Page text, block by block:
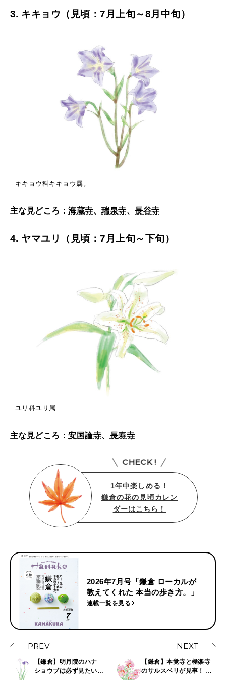
3. キキョウ（見頃：7月上旬～8月中旬）
キキョウ科キキョウ属。
主な見どころ：海蔵寺、瑞泉寺、長谷寺
4. ヤマユリ（見頃：7月上旬～下旬）
ユリ科ユリ属
主な見どころ：安国論寺、 長寿寺
1年中楽しめる！
鎌倉の花の見頃カレン
ダーはこちら！
CHECK !
2026年7月号「鎌倉 ローカルが
教えてくれた 本当の歩き方。」
連載一覧を見る
PREV
【鎌倉】明月院のハナ
ショウブは必ず見たい。5
NEXT
【鎌倉】本覚寺と極楽寺
のサルスベリが見事！ 8